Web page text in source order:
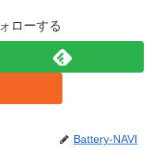
ローする
Battery-NAVI